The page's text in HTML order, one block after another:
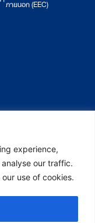
experience,
our traffic.
use of cookies.
ภายนอก (EEC)